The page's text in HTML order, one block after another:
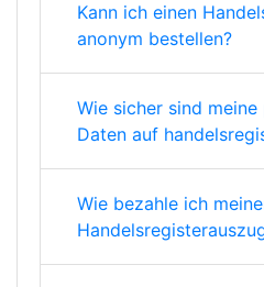
Kann ich einen
anonym bestellen?
Wie sicher sind
Daten auf
Wie bezahle ich